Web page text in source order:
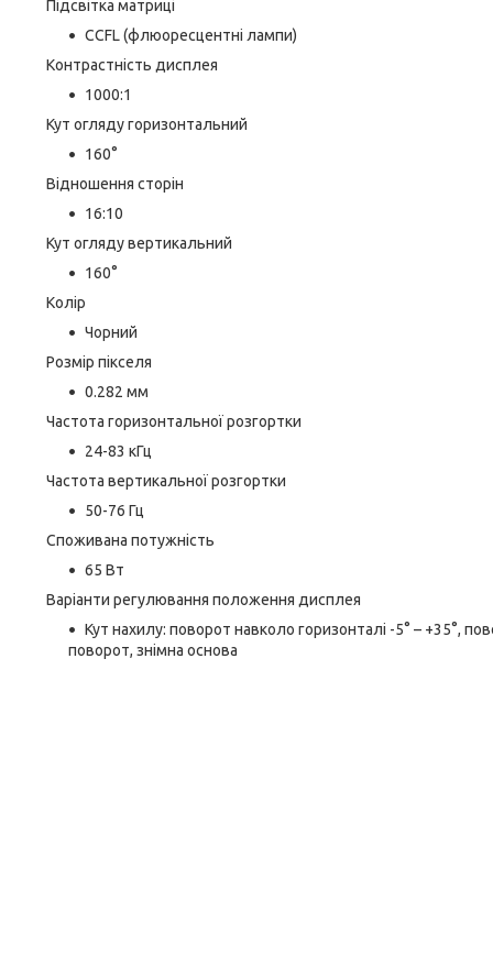
Підсвітка матриці
CCFL (флюоресцентні лампи)
Контрастність дисплея
1000:1
Кут огляду горизонтальний
160°
Відношення сторін
16:10
Кут огляду вертикальний
160°
Колір
Чорний
Розмір пікселя
0.282 мм
Частота горизонтальної розгортки
24-83 кГц
Частота вертикальної розгортки
50-76 Гц
Споживана потужність
65 Вт
Варіанти регулювання положення дисплея
Кут нахилу: поворот навколо горизонталі -5° – +35°,
поворот, знімна основа